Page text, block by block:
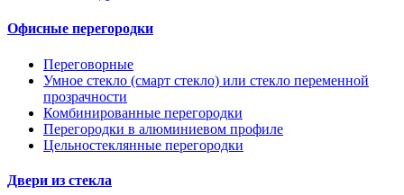
Офисные перегородки
Переговорные
Умное стекло (смарт стекло) или стекло переменной
прозрачности
Комбинированные перегородки
Перегородки в алюминиевом профиле
Цельностеклянные перегородки
Двери из стекла